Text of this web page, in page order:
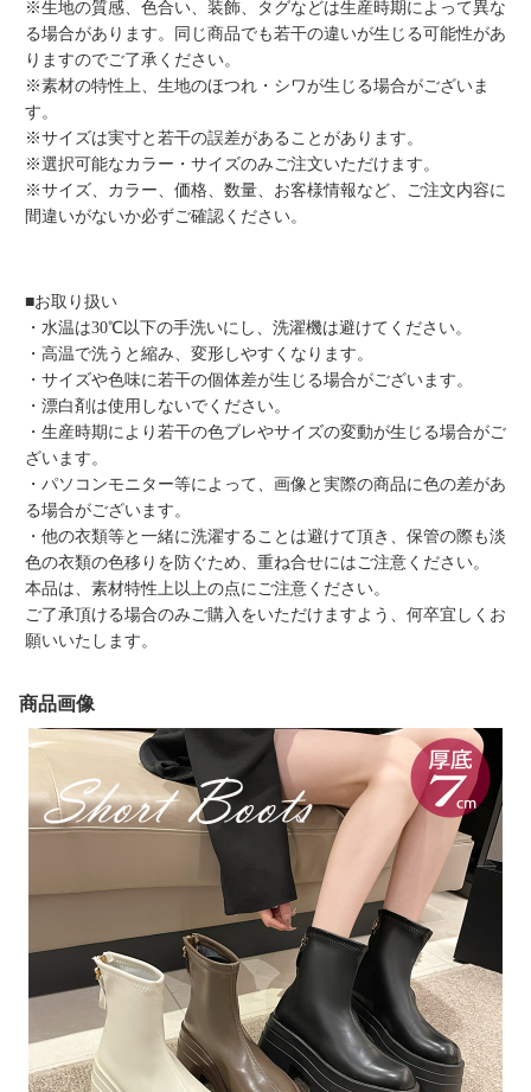
※生地の質感、色合い、装飾、タグなどは生産時期によって異な
る場合があります。同じ商品でも若干の違いが生じる可能性があ
りますのでご了承ください。
※素材の特性上、生地のほつれ・シワが生じる場合がございま
す。
※サイズは実寸と若干の誤差があることがあります。
※選択可能なカラー・サイズのみご注文いただけます。
※サイズ、カラー、価格、数量、お客様情報など、ご注文内容に
間違いがないか必ずご確認ください。
■お取り扱い
・水温は30℃以下の手洗いにし、洗濯機は避けてください。
・高温で洗うと縮み、変形しやすくなります。
・サイズや色味に若干の個体差が生じる場合がございます。
・漂白剤は使用しないでください。
・生産時期により若干の色ブレやサイズの変動が生じる場合がご
ざいます。
・パソコンモニター等によって、画像と実際の商品に色の差があ
る場合がございます。
・他の衣類等と一緒に洗濯することは避けて頂き、保管の際も淡
色の衣類の色移りを防ぐため、重ね合せにはご注意ください。
本品は、素材特性上以上の点にご注意ください。
ご了承頂ける場合のみご購入をいただけますよう、何卒宜しくお
願いいたします。
商品画像